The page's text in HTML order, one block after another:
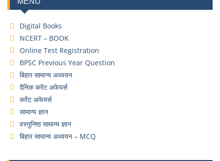
Digital Books
NCERT – BOOK
Online Test Registration
BPSC Previous Year Question
बिहार सामान्य अध्ययन
दैनिक करेंट अफेयर्स
करेंट अफेयर्स
सामान्य ज्ञान
वस्तुनिष्ठ सामान्य ज्ञान
बिहार सामान्य अध्ययन – MCQ